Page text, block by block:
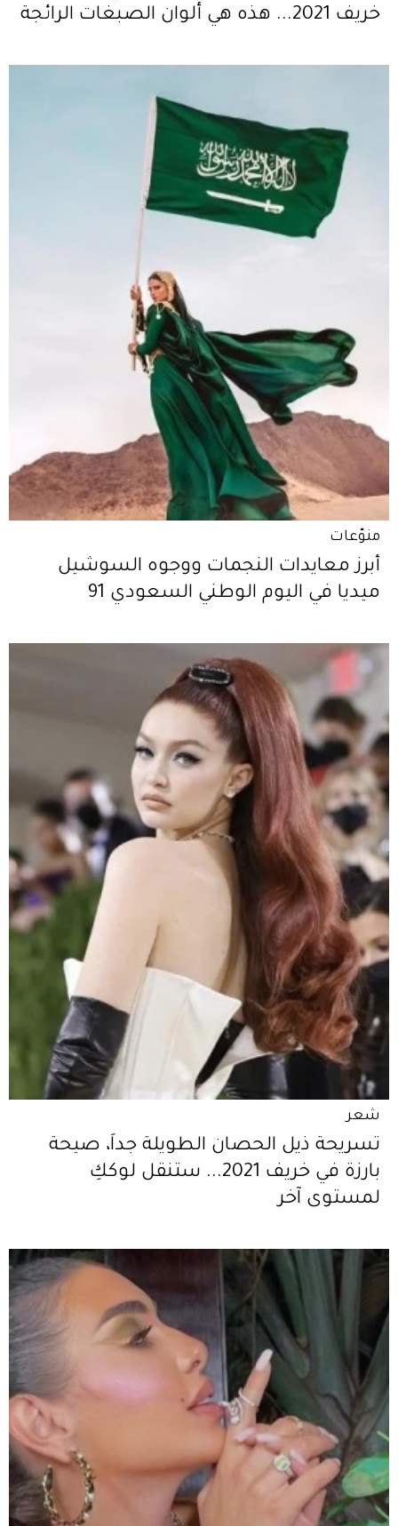
خريف 2021... هذه هي ألوان الصبغات الرائجة
منوّعات
أبرز معايدات النجمات ووجوه السوشيل
ميديا في اليوم الوطني السعودي 91
شعر
تسريحة ذيل الحصان الطويلة جداً، صيحة
بارزة في خريف 2021... ستنقل لوككِ
لمستوى آخر